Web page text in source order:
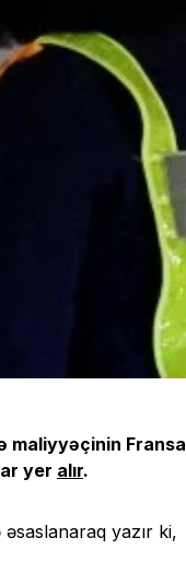
maliyyəçinin Fransa
yer alır.
yazır ki,